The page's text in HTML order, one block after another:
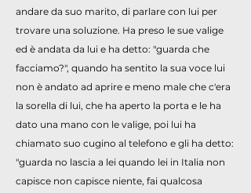
andare da suo marito, di parlare con lui per
trovare una soluzione. Ha preso le sue valige
ed è andata da lui e ha detto: "guarda che
facciamo?", quando ha sentito la sua voce lui
non è andato ad aprire e meno male che c'era
la sorella di lui, che ha aperto la porta e le ha
dato una mano con le valige, poi lui ha
chiamato suo cugino al telefono e gli ha detto:
"guarda no lascia a lei quando lei in Italia non
capisce non capisce niente, fai qualcosa